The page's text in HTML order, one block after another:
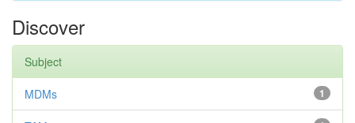
Discover
Subject
1
MDMs